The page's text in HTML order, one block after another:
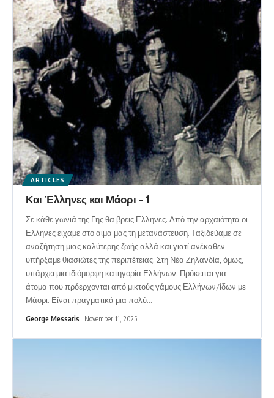
ARTICLES
Και Έλληνες και Μάορι – 1
Σε κάθε γωνιά της Γης θα βρεις Ελληνες. Από την αρχαιότητα οι
Ελληνες είχαμε στο αίμα μας τη μετανάστευση. Ταξιδεύαμε σε
αναζήτηση μιας καλύτερης ζωής αλλά και γιατί ανέκαθεν
υπήρξαμε θιασιώτες της περιπέτειας. Στη Νέα Ζηλανδία, όμως,
υπάρχει μια ιδιόμορφη κατηγορία Ελλήνων. Πρόκειται για
άτομα που πρόερχονται από μικτούς γάμους Ελλήνων/ίδων με
Μάορι. Είναι πραγματικά μια πολύ…
George Messaris November 11, 2025